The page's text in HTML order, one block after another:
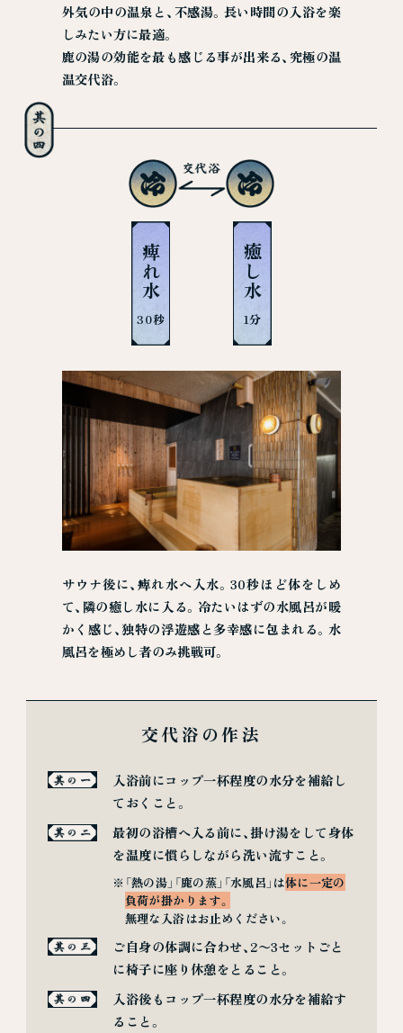
外気の中の温泉と、不感湯。長い時間の入浴を楽
しみたい方に最適。
鹿の湯の効能を最も感じる事が出来る、究極の温
温交代浴。
痺れ水
30秒
癒し水
1分
サウナ後に、痺れ水へ入水。30秒ほど体をしめ
て、隣の癒し水に入る。冷たいはずの水風呂が暖
かく感じ、独特の浮遊感と多幸感に包まれる。水
風呂を極めし者のみ挑戦可。
交代浴の作法
入浴前にコップ一杯程度の水分を補給し
ておくこと。
最初の浴槽へ入る前に、掛け湯をして身体
を温度に慣らしながら洗い流すこと。
「熱の湯」「鹿の蒸」「水風呂」は体に一定の
負荷が掛かります。
無理な入浴はお止めください。
ご自身の体調に合わせ、2〜3セットごと
に椅子に座り休憩をとること。
入浴後もコップ一杯程度の水分を補給す
ること。